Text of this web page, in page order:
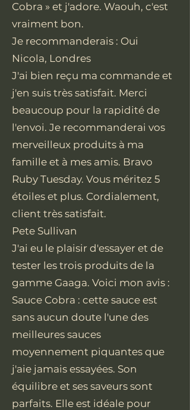
Cobra » et j'adore. Waouh, c'est
vraiment bon.
Je recommanderais : Oui
Nicola, Londres
J'ai bien reçu ma commande et
j'en suis très satisfait. Merci
beaucoup pour la rapidité de
l'envoi. Je recommanderai vos
merveilleux produits à ma
famille et à mes amis. Bravo
Ruby Tuesday. Vous méritez 5
étoiles et plus. Cordialement,
client très satisfait.
Pete Sullivan
J'ai eu le plaisir d'essayer et de
tester les trois produits de la
gamme Gaaga. Voici mon avis :
Sauce Cobra : cette sauce est
sans aucun doute l'une des
meilleures sauces
moyennement piquantes que
j'aie jamais essayées. Son
équilibre et ses saveurs sont
parfaits. Elle est idéale pour